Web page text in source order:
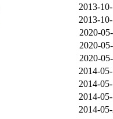
2013-
2013-
2020-
2020-
2020-
2014-
2014-
2014-
2014-